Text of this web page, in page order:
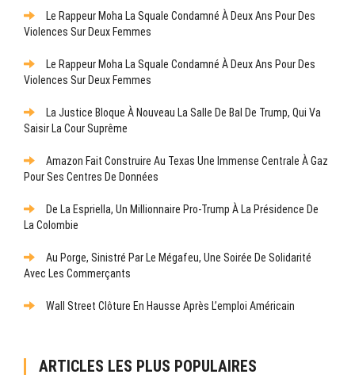
Le Rappeur Moha La Squale Condamné À Deux Ans Pour Des
Violences Sur Deux Femmes
Le Rappeur Moha La Squale Condamné À Deux Ans Pour Des
Violences Sur Deux Femmes
La Justice Bloque À Nouveau La Salle De Bal De Trump, Qui Va
Saisir La Cour Suprême
Amazon Fait Construire Au Texas Une Immense Centrale À Gaz
Pour Ses Centres De Données
De La Espriella, Un Millionnaire Pro-Trump À La Présidence De
La Colombie
Au Porge, Sinistré Par Le Mégafeu, Une Soirée De Solidarité
Avec Les Commerçants
Wall Street Clôture En Hausse Après L’emploi Américain
ARTICLES LES PLUS POPULAIRES